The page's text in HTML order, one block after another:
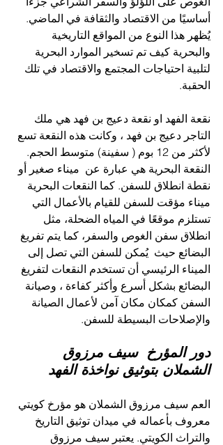
أساسيًا من الاقتصاد والثقافة في الماضي.
يُظهر هذا النوع من المواقع التاريخية
والبحرية كيف تم تسخير الموارد البحرية
لتلبية احتياجات المجتمع والاقتصاد في تلك
الحقبة.
نقعة الفهد او نقعة دعيج بن فهد هي ملك
التاجر دعيج بن فهد ، وكانت هذه النقعة تسع
لأكثر من 12 بوم ( سفينة) متوسط الحجم.
النقعة البحرية هي عبارة عن  ميناء صغير أو
نقطة انطلاق للسفن. كما النقعات البحرية
ميناء مؤقت للسفن للقيام بالأعمال التي
تستلزم موقعًا في المياه الضحلة، مثل
انطلاق سفن الغوص والسفر، كما يتم تفريغ
البضائع حيث  يُمكن للسفن التي تصل إلى
الميناء الرئيسي أن تستخدم النقعات لتفريغ
البضائع بشكل أسرع وأكثر كفاءة ، وصيانة
السفن كمكان مكان آمن لأعمال الصيانة
والإصلاحات البسيطة للسفن.
دور المؤرخ  سيف مرزوق
الشملان بتوثيق نواخذة الفهد
العم سيف مرزوق الشملان هو مؤرخ كويتي
معروف بأعماله في ميدان توثيق التاريخ
والتراث الكويتي. يعتبر سيف مرزوق